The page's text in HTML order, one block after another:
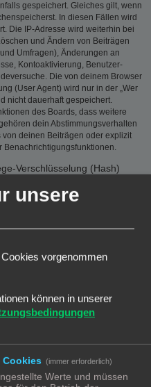
gespeichert. Gleiches gilt, wenn
In diesen Fällen wird
Die IP-Adresse wird weiterhin bei
und Ändern von Beiträgen
Umfragen), Änderungen an
Kontoaktivierung, Benutzer-
Die von deinem Browser
(User Agent) wird nur in der „Wer
nicht dauerhaft gespeichert.
des Boards, dass weitere
dein Abstimmungsverhalten
deinen Beiträgen oder explizit
Benachrichtigungsfunktionen.
Verschlüsselung (Hash)
von Webseiten zu
zu deinem
mit ihm sorgsam um.
nach deinem Passwort
haben, so kannst du
vergessen“ benutzen. Die
deinem Benutzernamen und
ein neu
mit dem du dann auf das
dir eingegebenen und oben
unsere
vorgenommen
können in unserer
(immer erforderlich)
Werte und müssen